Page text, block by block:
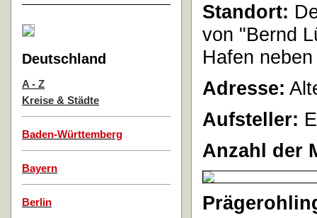
Deutschland
A - Z
Kreise & Städte
Baden-Württemberg
Bayern
Berlin
Standort:
von "Bernd
Hafen
Adresse:
Aufsteller:
Anzahl der